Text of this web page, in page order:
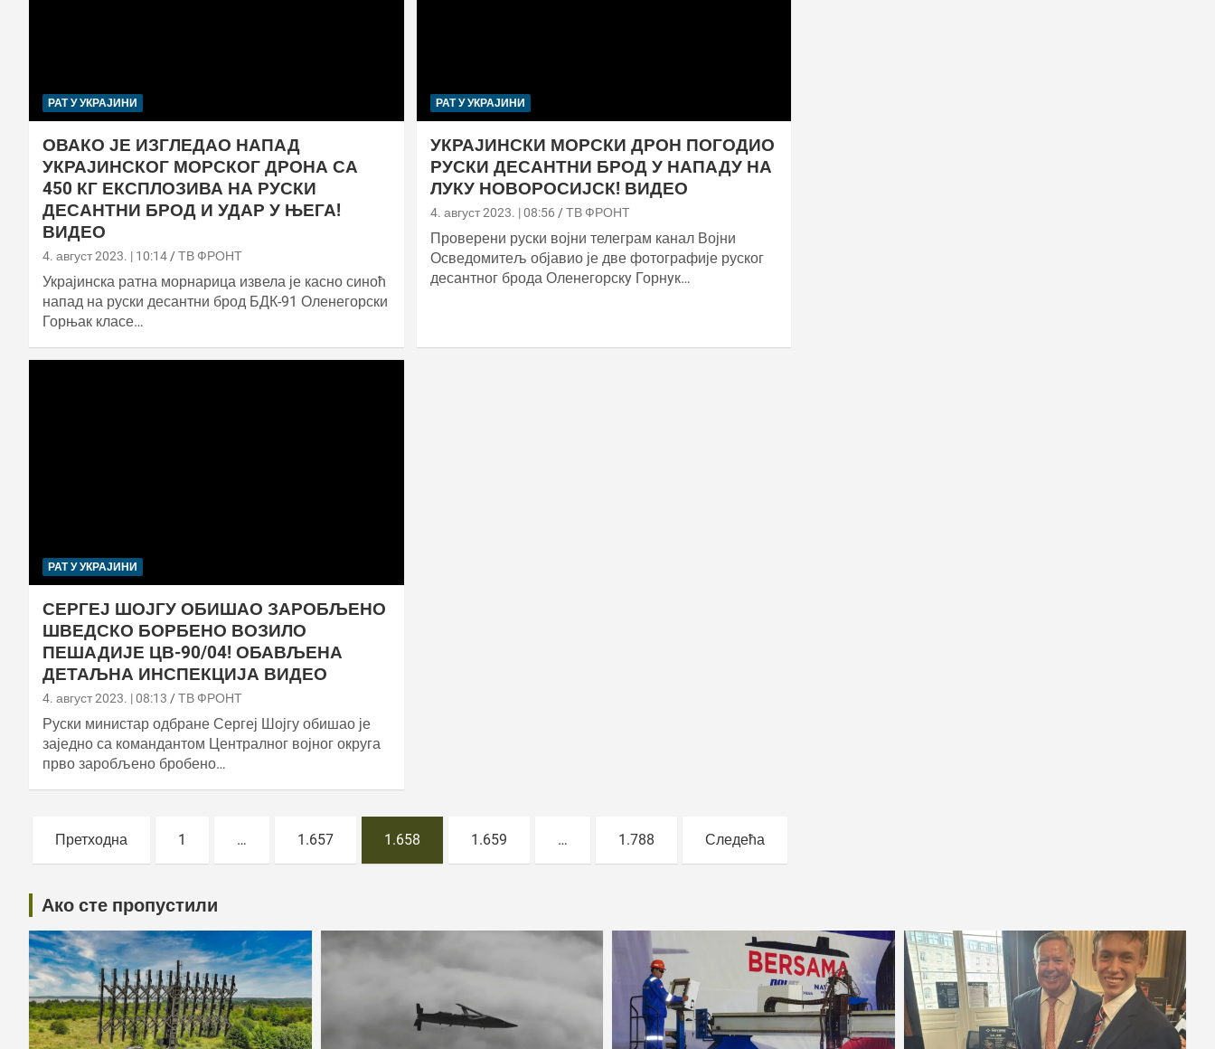
РАТ У УКРАЈИНИ
ОВАКО ЈЕ ИЗГЛЕДАО НАПАД
УКРАЈИНСКОГ МОРСКОГ ДРОНА СА
450 КГ ЕКСПЛОЗИВА НА РУСКИ
ДЕСАНТНИ БРОД И УДАР У ЊЕГА!
ВИДЕО
4. август 2023. | 10:14 ТВ ФРОНТ
Украјинска ратна морнарица извела је касно синоћ
напад на руски десантни брод БДК-91 Оленегорски
Горњак класе…
РАТ У УКРАЈИНИ
УКРАЈИНСКИ МОРСКИ ДРОН ПОГОДИО
РУСКИ ДЕСАНТНИ БРОД У НАПАДУ НА
ЛУКУ НОВОРОСИЈСК! ВИДЕО
4. август 2023. | 08:56 ТВ ФРОНТ
Проверени руски војни телеграм канал Војни
Осведомитељ објавио је две фотографије руског
десантног брода Оленегорскy Горнyк…
РАТ У УКРАЈИНИ
СЕРГЕЈ ШОЈГУ ОБИШАО ЗАРОБЉЕНО
ШВЕДСКО БОРБЕНО ВОЗИЛО
ПЕШАДИЈЕ ЦВ-90/04! ОБАВЉЕНА
ДЕТАЉНА ИНСПЕКЦИЈА ВИДЕО
4. август 2023. | 08:13 ТВ ФРОНТ
Руски министар одбране Сергеј Шојгу обишао је
заједно са командантом Централног војног округа
прво заробљено бробено…
пагинатион
Претходна 1 … 1.657 1.658 1.659 … 1.788 Следећа
Ако сте пропустили